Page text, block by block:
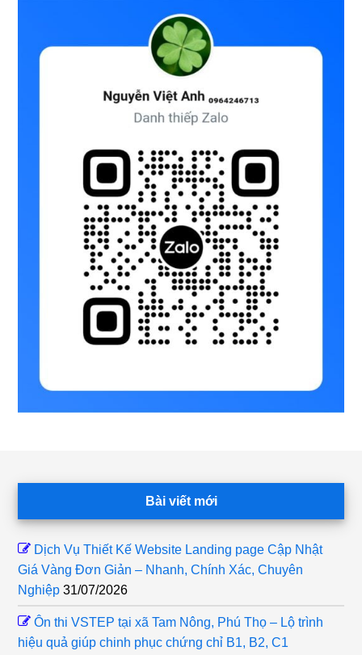
Bài viết mới
Dịch Vụ Thiết Kế Website Landing page Cập Nhật
Giá Vàng Đơn Giản – Nhanh, Chính Xác, Chuyên
Nghiệp 31/07/2026
Ôn thi VSTEP tại xã Tam Nông, Phú Thọ – Lộ trình
hiệu quả giúp chinh phục chứng chỉ B1, B2, C1